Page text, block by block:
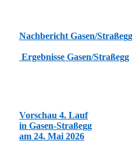
Nachbericht Gasen/
Ergebnisse Gasen/Straßegg
Vorschau 4. Lauf
in Gasen-Straßegg
am 24. Mai 2026